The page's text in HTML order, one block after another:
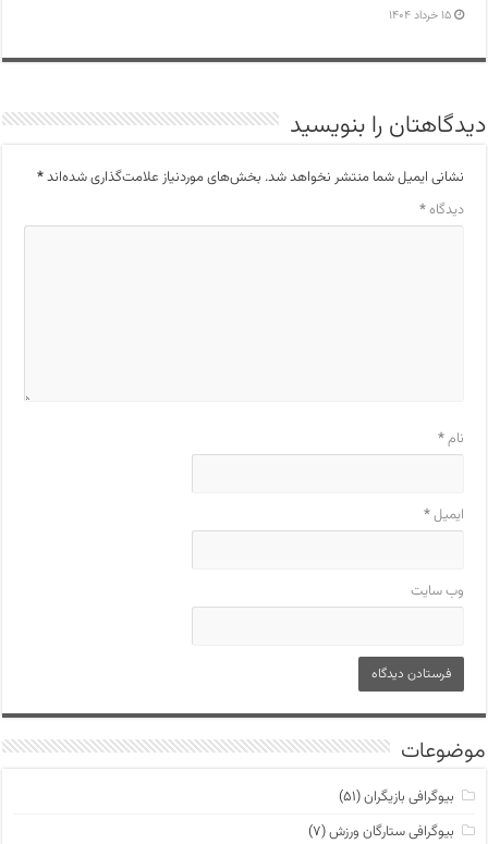
۱۵ خرداد ۱۴۰۴
دیدگاهتان را بنویسید
نشانی ایمیل شما منتشر نخواهد شد. بخش‌های موردنیاز علامت‌گذاری شده‌اند*
دیدگاه*
نام*
ایمیل*
وب‌ سایت
موضوعات
بیوگرافی بازیگران(۵۱)
بیوگرافی ستارگان ورزش(۷)